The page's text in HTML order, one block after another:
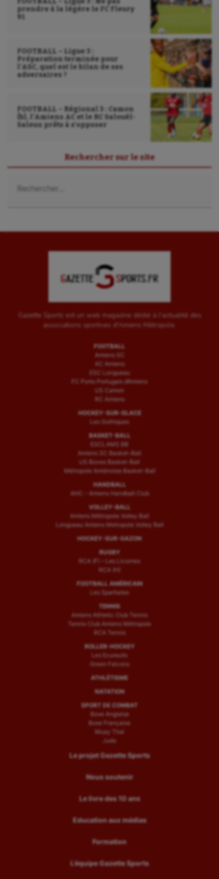
prendre à la légère le FC Fleury
91
FOOTBALL – Ligue 3 :
Préparation terminée pour
l’ASC, quel est le bilan de ses
adversaires ?
FOOTBALL – Régional 3 : Camon
(b), l’Amiens AC et le RC Salouël-
Saleux prêts à s’opposer
Rechercher sur le site
Gazette Sports est un web magazine dédié à l'actualité des
associations sportives d'Amiens Métropole.
FOOTBALL
Amiens SC
AC Amiens
ESC Longueau
FC Porto Portugais d’Amiens
US Camon
RC Amiens
HOCKEY-SUR-GLACE
Les Gothiques
BASKET-BALL
ESCLAMS BB
Amiens SC Basket-Ball
US Boves Basket-Ball
Métropole Amiénoise Basket-Ball
HANDBALL
AHC – Amiens Handball Club
VOLLEY-BALL
Amiens Métropole Volley Ball
Longueau Amiens Metropole Volley Ball
HOCKEY-SUR-GAZON
RUGBY
RCA (F) – Les Licornes
RCA (H)
FOOTBALL AMÉRICAIN
Les Spartiates
TENNIS
Amiens Athletic Club Tennis
Tennis Club Amiens Métropole
RCA Tennis
ROLLER-HOCKEY
Les Ecureuils
Green Falcons
ATHLÉTISME
NATATION
SPORT DE COMBAT
Boxe Anglaise
Boxe Française
Muay Thaï
Judo
Le projet Gazette Sports
Nous soutenir
Le livre des 10 ans
Education aux médias
Formation
L’équipe Gazette Sports